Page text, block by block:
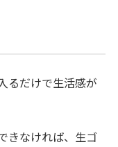
るだけで生活感が
きなければ、生ゴ